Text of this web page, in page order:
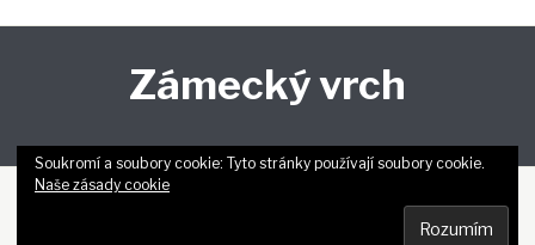
Zámecký vrch
WPZOOM
Soukromí a soubory cookie: Tyto stránky používají soubory cookie.
Naše zásady cookie